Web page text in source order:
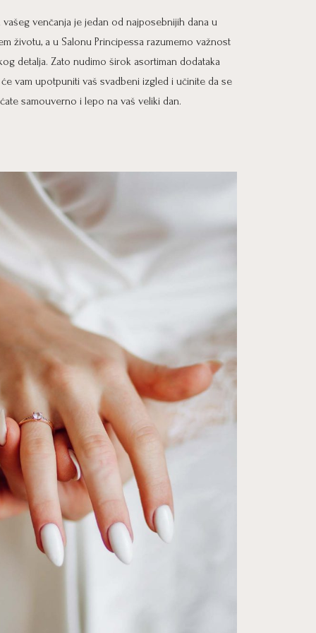
vašeg venčanja je jedan od najposebnijih dana u
životu, a u Salonu Principessa razumemo važnost
detalja. Zato nudimo širok asortiman dodataka
vam upotpuniti vaš svadbeni izgled i učinite da se
samouverno i lepo na vaš veliki dan.